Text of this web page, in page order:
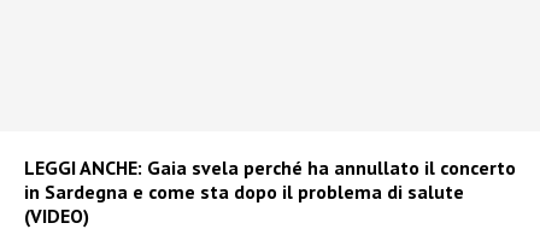
LEGGI ANCHE: Gaia svela perché ha annullato il concerto
in Sardegna e come sta dopo il problema di salute
(VIDEO)